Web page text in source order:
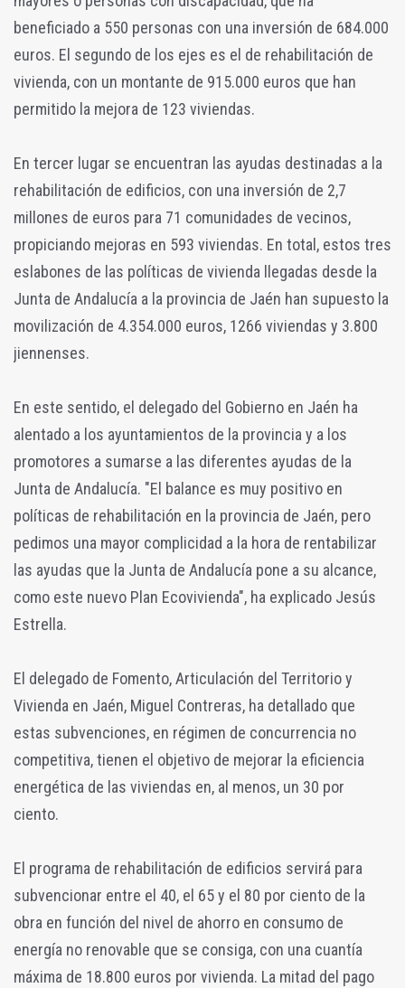
beneficiado a 550 personas con una inversión de 684.000
euros. El segundo de los ejes es el de rehabilitación de
vivienda, con un montante de 915.000 euros que han
permitido la mejora de 123 viviendas.
En tercer lugar se encuentran las ayudas destinadas a la
rehabilitación de edificios, con una inversión de 2,7
millones de euros para 71 comunidades de vecinos,
propiciando mejoras en 593 viviendas. En total, estos tres
eslabones de las políticas de vivienda llegadas desde la
Junta de Andalucía a la provincia de Jaén han supuesto la
movilización de 4.354.000 euros, 1266 viviendas y 3.800
jiennenses.
En este sentido, el delegado del Gobierno en Jaén ha
alentado a los ayuntamientos de la provincia y a los
promotores a sumarse a las diferentes ayudas de la
Junta de Andalucía. "El balance es muy positivo en
políticas de rehabilitación en la provincia de Jaén, pero
pedimos una mayor complicidad a la hora de rentabilizar
las ayudas que la Junta de Andalucía pone a su alcance,
como este nuevo Plan Ecovivienda", ha explicado Jesús
Estrella.
El delegado de Fomento, Articulación del Territorio y
Vivienda en Jaén, Miguel Contreras, ha detallado que
estas subvenciones, en régimen de concurrencia no
competitiva, tienen el objetivo de mejorar la eficiencia
energética de las viviendas en, al menos, un 30 por
ciento.
El programa de rehabilitación de edificios servirá para
subvencionar entre el 40, el 65 y el 80 por ciento de la
obra en función del nivel de ahorro en consumo de
energía no renovable que se consiga, con una cuantía
máxima de 18.800 euros por vivienda. La mitad del pago